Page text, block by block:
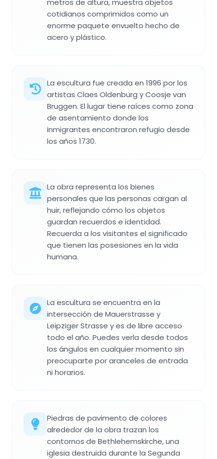
metros de altura, muestra objetos
cotidianos comprimidos como un
enorme paquete envuelto hecho de
acero y plástico.
La escultura fue creada en 1996 por los
artistas Claes Oldenburg y Coosje van
Bruggen. El lugar tiene raíces como zona
de asentamiento donde los
inmigrantes encontraron refugio desde
los años 1730.
La obra representa los bienes
personales que las personas cargan al
huir, reflejando cómo los objetos
guardan recuerdos e identidad.
Recuerda a los visitantes el significado
que tienen las posesiones en la vida
humana.
La escultura se encuentra en la
intersección de Mauerstrasse y
Leipziger Strasse y es de libre acceso
todo el año. Puedes verla desde todos
los ángulos en cualquier momento sin
preocuparte por aranceles de entrada
ni horarios.
Piedras de pavimento de colores
alrededor de la obra trazan los
contornos de Bethlehemskirche, una
iglesia destruida durante la Segunda